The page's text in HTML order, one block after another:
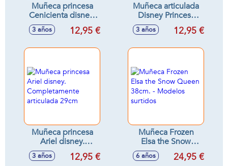
Muñeca princesa
Cenicienta disney.
Completamente
articulada 29cm
3 años 12,95 €
Muñeca articulada
Disney Princess
Vaiana 29 cm
3 años 12,95 €
Muñeca princesa
Ariel disney.
Completamente
articulada 29cm
3 años 12,95 €
Muñeca Frozen
Elsa the Snow
Queen 38cm. -
Modelos surtidos
6 años 24,95 €